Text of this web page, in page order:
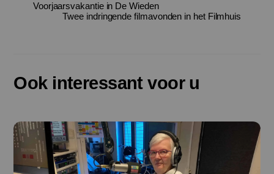
Voorjaarsvakantie in De Wieden
Twee indringende filmavonden in het Filmhuis
Ook interessant voor u